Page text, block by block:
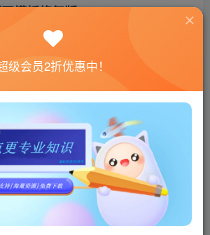
模板修复版
！！
前的资源吧模板，修改导航只能设置8个
个。修改首页左广告图下内容，比之前
索以及标签问题。删除文章页千篇一律
级会员2折优惠中！